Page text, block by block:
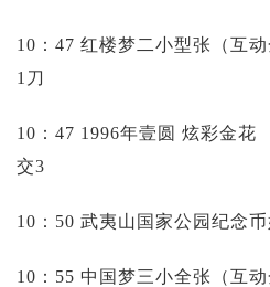
10：47 红楼梦二小型张（互
1刀
10：47 1996年壹圆 炫彩金花
交3
10：50 武夷山国家公园纪念
10：55 中国梦三小全张（互